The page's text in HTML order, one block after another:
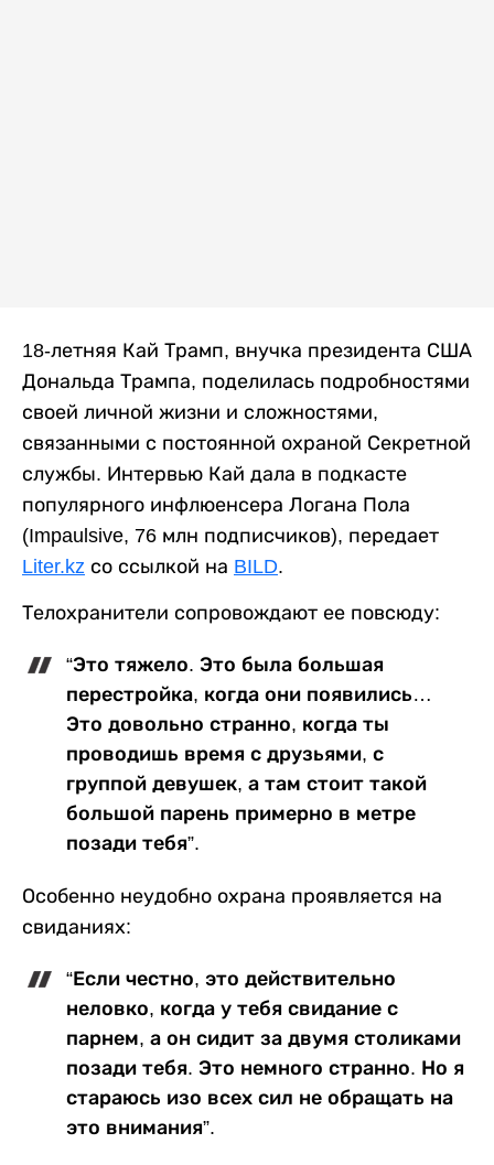
18-летняя Кай Трамп, внучка президента США
Дональда Трампа, поделилась подробностями
своей личной жизни и сложностями,
связанными с постоянной охраной Секретной
службы. Интервью Кай дала в подкасте
популярного инфлюенсера Логана Пола
(Impaulsive, 76 млн подписчиков), передает
Liter.kz со ссылкой на BILD.
Телохранители сопровождают ее повсюду:
“Это тяжело. Это была большая
перестройка, когда они появились…
Это довольно странно, когда ты
проводишь время с друзьями, с
группой девушек, а там стоит такой
большой парень примерно в метре
позади тебя”.
Особенно неудобно охрана проявляется на
свиданиях:
“Если честно, это действительно
неловко, когда у тебя свидание с
парнем, а он сидит за двумя столиками
позади тебя. Это немного странно. Но я
стараюсь изо всех сил не обращать на
это внимания”.